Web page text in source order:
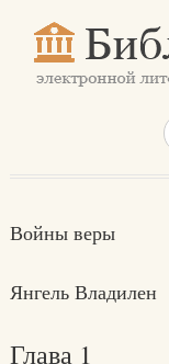
Войны веры
Янгель Владилен
Глава 1